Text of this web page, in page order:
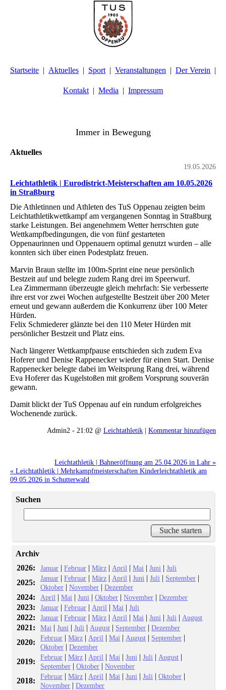
Startseite Aktuelles Sport Veranstaltungen Der Verein
Kontakt Media Impressum
Immer in Bewegung
Aktuelles
19.05.2026
Leichtathletik | Eurodistrict-Meisterschaften am 10.05.2026
in Straßburg
Die Athletinnen und Athleten des TuS Oppenau zeigten beim
Leichtathletikwettkampf am vergangenen Sonntag in Straßburg
starke Leistungen. Bei angenehmem Wetter herrschten gute
Wettkampfbedingungen, die von fünf gestarteten
Oppenaurinnen und Oppenauern optimal genutzt wurden – alle
konnten sich über einen Podestplatz freuen.
Marvin Braun stellte im 100m-Sprint eine neue persönlich
Bestzeit auf und belegte zudem Rang drei im Speerwurf.
Lea Zimmermann überzeugte gleich mehrfach: Sie verbesserte
ihre erst vor zwei Wochen aufgestellte Bestzeit über 200 Meter
erneut und gewann außerdem die Konkurrenz über 100 Meter
Hürden.
Felix Schmiederer glänzte bei den 110 Meter Hürden mit
persönlicher Bestzeit und Platz eins.
Nach längerer Wettkampfpause entschieden sich zudem Eva
Hoferer und Denise Rappenecker wieder für einen Start. Denise
Rappenecker belegte dabei im Weitsprung Rang drei, während
Eva Hoferer das Kugelstoßen mit großem Vorsprung souverän
gewann.
Damit blickt der TuS Oppenau auf ein rundum erfolgreiches
Wochenende zurück.
Admin2 - 21:02 @ Leichtathletik | Kommentar hinzufügen
Leichtathletik | Bahneröffnung am 25.04.2026 in Lahr »
« Leichtathletik | Mehrkampfmeisterschaften Kinderleichtathletik am
09.05.2026 in Schutterwald
Suchen
Archiv
2026:
Januar |Februar |März | April |Mai |Juni |Juli
2025: Januar |Februar |März | April |Juni |Juli | September |
Oktober |November |Dezember
2024: April |Mai |Juni |Oktober |November |Dezember
2023: Januar |Februar | April |Mai |Juli
2022: Januar |Februar |März | April |Mai |Juni |Juli | August
2021: Mai |Juni |Juli | August | September |Dezember
2020: Februar |März | April |Mai | August | September |
Oktober |Dezember
2019: Februar |März | April |Mai |Juni |Juli | August |
September |Oktober |November
2018: Februar |März | April |Mai |Juni |Juli |Oktober |
November |Dezember